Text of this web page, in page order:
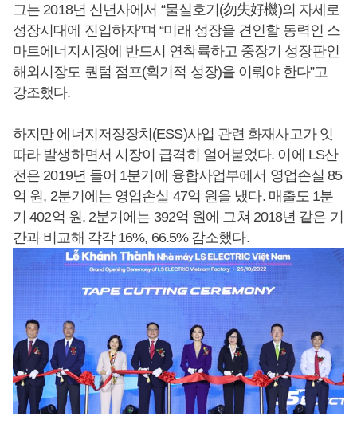
그는 2018년 신년사에서 “물실호기(勿失好機)의 자세로
성장시대에 진입하자”며 “미래 성장을 견인할 동력인 스
마트에너지시장에 반드시 연착륙하고 중장기 성장판인
해외시장도 퀀텀 점프(획기적 성장)을 이뤄야 한다”고
강조했다.
하지만 에너지저장장치(ESS)사업 관련 화재사고가 잇
따라 발생하면서 시장이 급격히 얼어붙었다. 이에 LS산
전은 2019년 들어 1분기에 융합사업부에서 영업손실 85
억 원, 2분기에는 영업손실 47억 원을 냈다. 매출도 1분
기 402억 원, 2분기에는 392억 원에 그쳐 2018년 같은 기
간과 비교해 각각 16%, 66.5% 감소했다.